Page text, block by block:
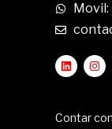
Contar